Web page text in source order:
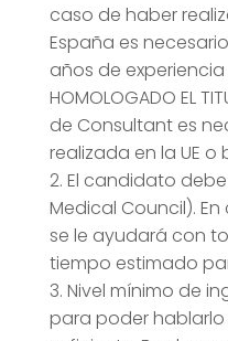
caso de haber
España es
años de experiencia
HOMOLOGADO EL
de Consultant es
realizada en la UE
2. El candidato
Medical Council).
se le ayudará con
tiempo estimado
3. Nivel mínimo de
para poder hablarlo